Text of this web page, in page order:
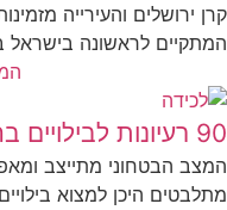
קרן ירושלים והעירייה
המתקיים לראשונה בישראל
90 רעיונות לבילויים בחנוכה בכל רחבי הארץ
המצב הבטחוני מתייצב
מתלבטים היכן למצוא